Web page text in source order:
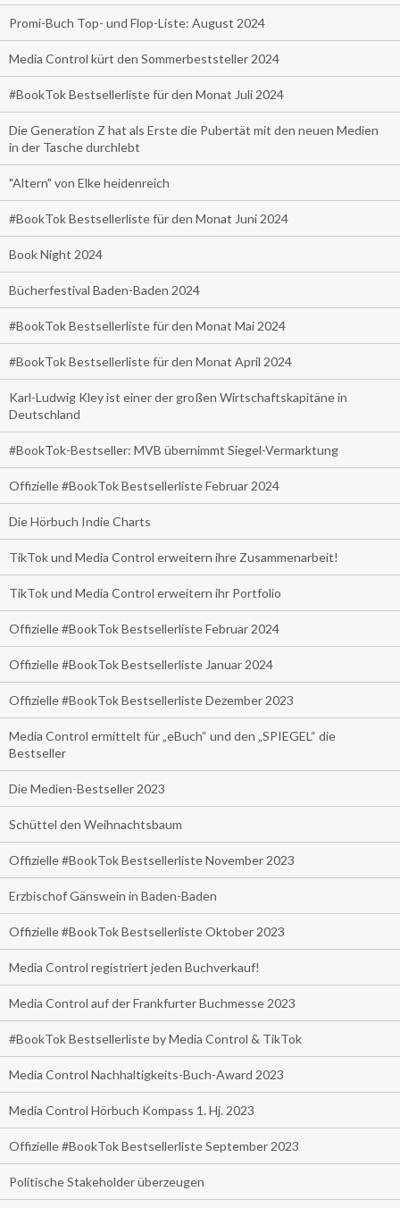
Promi-Buch Top- und Flop-Liste: August 2024
Media Control kürt den Sommerbeststeller 2024
#BookTok Bestsellerliste für den Monat Juli 2024
Die Generation Z hat als Erste die Pubertät mit den neuen Medien
in der Tasche durchlebt
"Altern" von Elke heidenreich
#BookTok Bestsellerliste für den Monat Juni 2024
Book Night 2024
Bücherfestival Baden-Baden 2024
#BookTok Bestsellerliste für den Monat Mai 2024
#BookTok Bestsellerliste für den Monat April 2024
Karl-Ludwig Kley ist einer der großen Wirtschaftskapitäne in
Deutschland
#BookTok-Bestseller: MVB übernimmt Siegel-Vermarktung
Offizielle #BookTok Bestsellerliste Februar 2024
Die Hörbuch Indie Charts
TikTok und Media Control erweitern ihre Zusammenarbeit!
TikTok und Media Control erweitern ihr Portfolio
Offizielle #BookTok Bestsellerliste Februar 2024
Offizielle #BookTok Bestsellerliste Januar 2024
Offizielle #BookTok Bestsellerliste Dezember 2023
Media Control ermittelt für „eBuch“ und den „SPIEGEL“ die
Bestseller
Die Medien-Bestseller 2023
Schüttel den Weihnachtsbaum
Offizielle #BookTok Bestsellerliste November 2023
Erzbischof Gänswein in Baden-Baden
Offizielle #BookTok Bestsellerliste Oktober 2023
Media Control registriert jeden Buchverkauf!
Media Control auf der Frankfurter Buchmesse 2023
#BookTok Bestsellerliste by Media Control & TikTok
Media Control Nachhaltigkeits-Buch-Award 2023
Media Control Hörbuch Kompass 1. Hj. 2023
Offizielle #BookTok Bestsellerliste September 2023
Politische Stakeholder überzeugen